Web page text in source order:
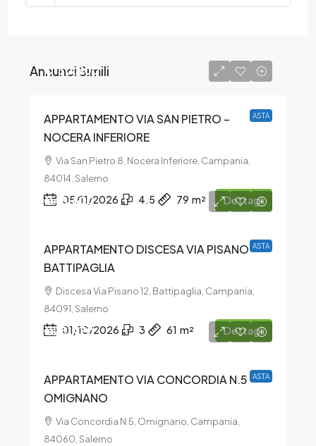
Annunci Simili
ASTA
€130.500
APPARTAMENTO VIA SAN PIETRO –
NOCERA INFERIORE
Via San Pietro 8, Nocera Inferiore, Campania,
84014, Salerno
05/11/2026 4.5 79 m² Dettagli
ASTA
€48.600
APPARTAMENTO DISCESA VIA PISANO –
BATTIPAGLIA
Discesa Via Pisano 12, Battipaglia, Campania,
84091, Salerno
01/10/2026 3 61 m² Dettagli
ASTA
€25.470
APPARTAMENTO VIA CONCORDIA N.5 –
OMIGNANO
Via Concordia N.5, Omignano, Campania,
84060, Salerno